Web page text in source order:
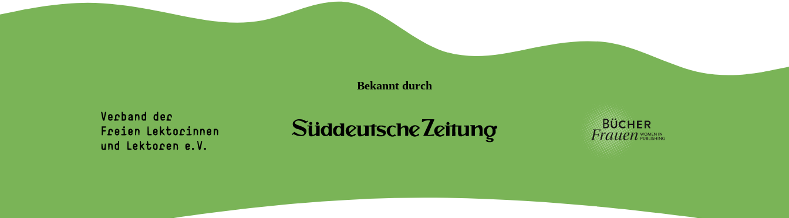
Bekannt durch